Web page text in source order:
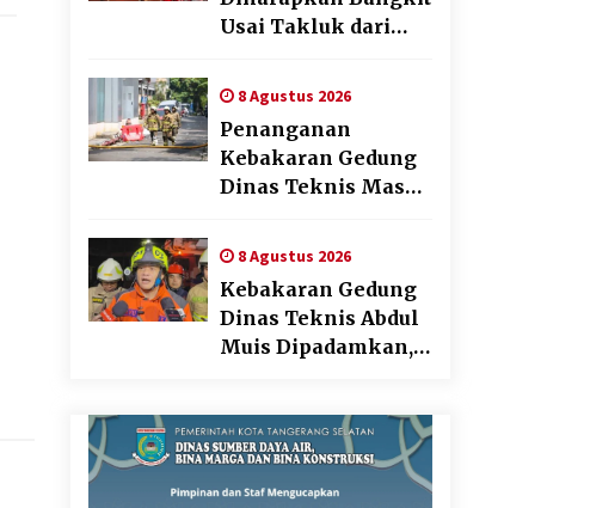
Usai Takluk dari
AFF 2026
8 Agustus 2026
Penanganan
Kebakaran Gedung
Dinas Teknis Masuk
Ada Korban Jiwa
8 Agustus 2026
Kebakaran Gedung
Dinas Teknis Abdul
Muis Dipadamkan,